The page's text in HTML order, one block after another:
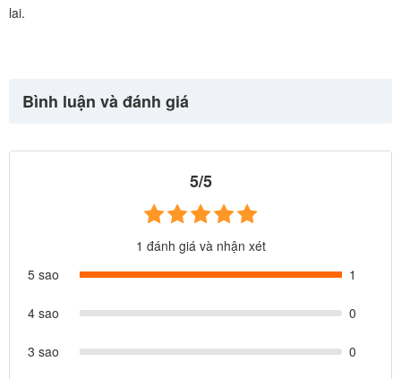
lai.
Bình luận và đánh giá
5/5
1 đánh giá và nhận xét
5 sao
1
4 sao 0
3 sao 0